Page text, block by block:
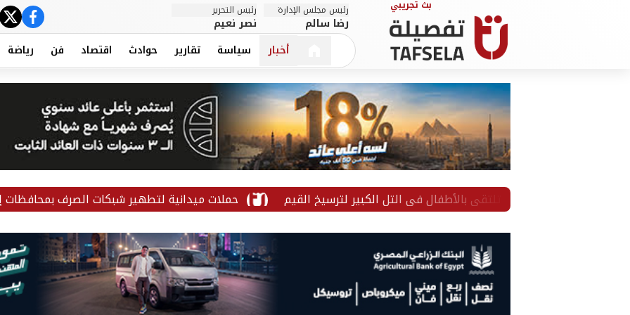
رئيس مجلس الإدارة
رضا سالم
رئيس التحرير
نصر نعيم
أخبار سياسة تقارير حوادث اقتصاد فن رياضة
حملات ميدانية لتطهير شبكات الصرف بمحافظات إقليم القناة تلتقي بالأطفال في التل الكبير لترسيخ القيم